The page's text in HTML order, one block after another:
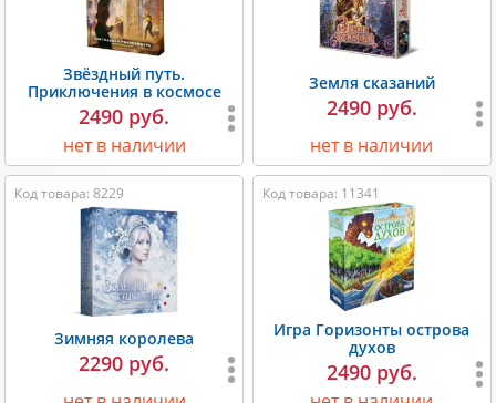
Звёздный путь.
Приключения в космосе
2490 руб.
нет в наличии
Земля сказаний
2490 руб.
нет в наличии
Код товара: 8229
Зимняя королева
2290 руб.
Код товара: 11341
Игра Горизонты острова
духов
2490 руб.